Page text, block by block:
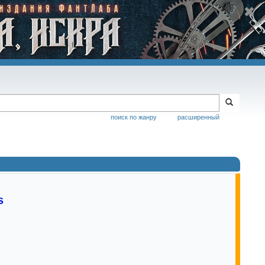
расширенный
поиск по жанру